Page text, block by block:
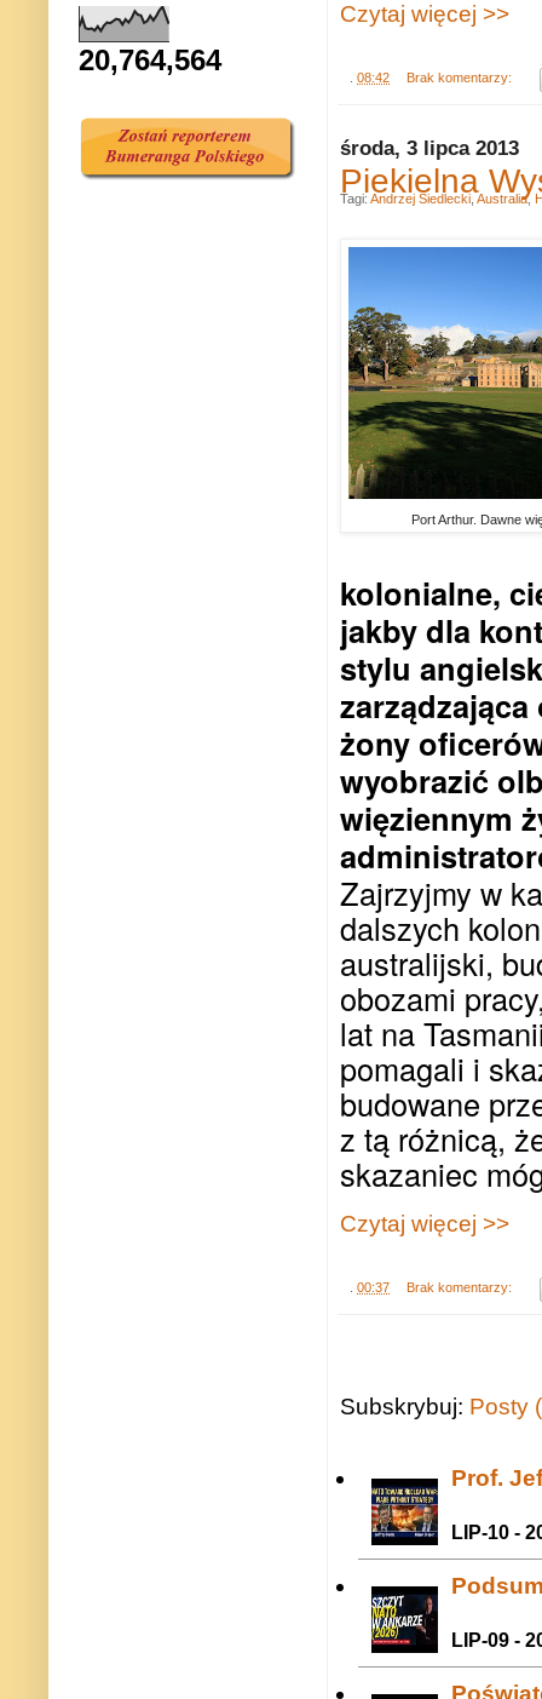
Czytaj więcej >>
08:42 Brak komentarzy:
środa, 3 lipca 2013
Piekielna
Port Arthur. Dawne
kolonialne,
jakby dla
stylu
żony
wyobrazić
więziennym
Zajrzyjmy w
dalszych
australijski,
obozami
lat na
pomagali i
budowane
z tą różnicą,
skazaniec
Czytaj więcej >>
00:37 Brak komentarzy:
Tagi: Andrzej Siedlecki Australia,
Subskrybuj: Posty
Prof.
LIP-10 -
LIP-09 -
20,764,564